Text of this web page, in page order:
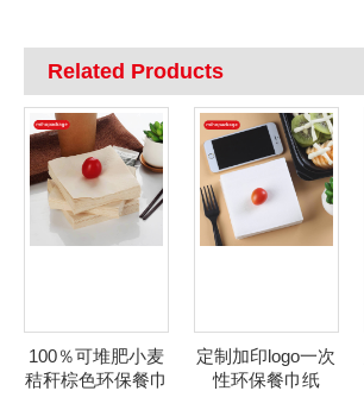
Related Products
100％可堆肥小麦
秸秆棕色环保餐巾
定制加印logo一次
性环保餐巾纸